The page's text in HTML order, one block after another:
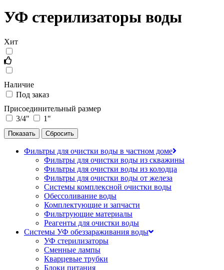
УФ стерилизаторы воды
Хит
Наличие
Под заказ
Присоединительный размер
3/4"
1"
Фильтры для очистки воды в частном доме
Фильтры для очистки воды из скважины
Фильтры для очистки воды из колодца
Фильтры для очистки воды от железа
Системы комплексной очистки воды
Обессоливание воды
Комплектующие и запчасти
Фильтрующие материалы
Реагенты для очистки воды
Системы УФ обеззараживания воды
УФ стерилизаторы
Сменные лампы
Кварцевые трубки
Блоки питания